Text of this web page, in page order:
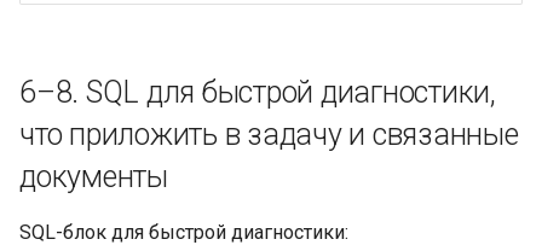
6–8. SQL для быстрой диагностики,
что приложить в задачу и связанные
документы
SQL-блок для быстрой диагностики: